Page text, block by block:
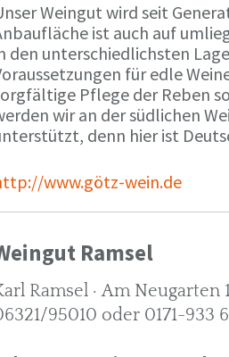
Weingut wird seit
ist auch auf
den unterschiedlichsten
für edle
Pflege der Reben
wir an der südlichen
denn hier ist
www.götz-wein.de
Ramsel
Ramsel · Am Neugarten
95010 oder 0171-933